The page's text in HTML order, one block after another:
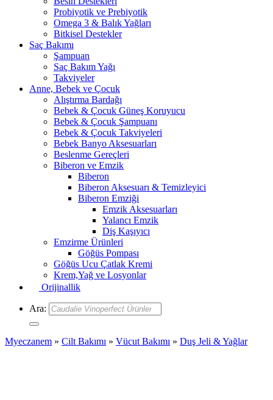
Probiyotik ve Prebiyotik
Omega 3 & Balık Yağları
Bitkisel Destekler
Saç Bakımı
Şampuan
Saç Bakım Yağı
Takviyeler
Anne, Bebek ve Çocuk
Alıştırma Bardağı
Bebek & Çocuk Güneş Koruyucu
Bebek & Çocuk Şampuanı
Bebek & Çocuk Takviyeleri
Bebek Banyo Aksesuarları
Beslenme Gereçleri
Biberon ve Emzik
Biberon
Biberon Aksesuarı & Temizleyici
Biberon Emziği
Emzik Aksesuarları
Yalancı Emzik
Diş Kaşıyıcı
Emzirme Ürünleri
Göğüs Pompası
Göğüs Ucu Çatlak Kremi
Krem,Yağ ve Losyonlar
Orijinallik
Ara:
Myeczanem » Cilt Bakımı » Vücut Bakımı » Duş Jeli & Yağlar